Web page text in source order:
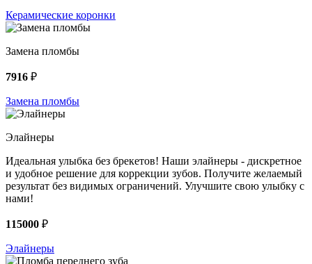
Керамические коронки
Замена пломбы
7916 ₽
Замена пломбы
Элайнеры
Идеальная улыбка без брекетов! Наши элайнеры - дискретное
и удобное решение для коррекции зубов. Получите желаемый
результат без видимых ограничений. Улучшите свою улыбку с
нами!
115000 ₽
Элайнеры